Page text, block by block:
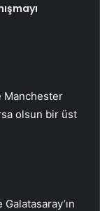
Manchester
olsun bir üst